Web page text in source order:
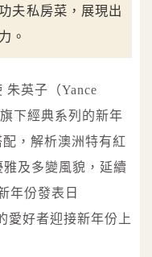
夫私房菜，展現出
。
朱英子（Yance
下經典系列的新年
，解析澳洲特有紅
雅及多變風貌，延續
年份發表日
愛好者迎接新年份上